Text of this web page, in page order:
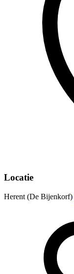
Locatie
Herent (De Bijenkorf)